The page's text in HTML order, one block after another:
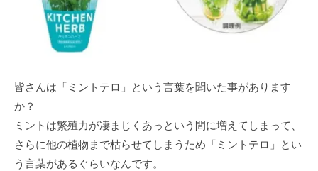
皆さんは「ミントテロ」という言葉を聞いた事があります
か？
ミントは繁殖力が凄まじくあっという間に増えてしまって、
さらに他の植物まで枯らせてしまうため「ミントテロ」とい
う言葉があるぐらいなんです。